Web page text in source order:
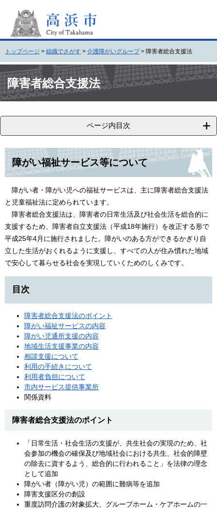
頭
で
す
。
飛
ば
し
て
本
へ
トップページ > 組織でさがす > 介護障がいグループ > 障害者総合支援法
文 障害者総合支援法
ページ内目次
障がい福祉サービス等について
障がい者・障がい児への福祉サービスは、主に障害者総合支援法
と児童福祉法に定められています。
障害者総合支援法は、障害者の日常生活及び社会生活を総合的に
支援するため、障害者自立支援法（平成18年施行）を改正する形で
平成25年4月に施行されました。障がいのある方ができるかぎり自
立した生活がおくれるように支援し、すべての人が住み慣れた地域
で安心して暮らせる社会を実現していくためのしくみです。
目次
障害者総合支援法のポイント
障がい福祉サービスの内容
障がい児通所支援の内容
地域生活支援事業の内容
相談支援について
利用の手続きについて
利用者負担について
市内サービス提供事業所
関係資料
障害者総合支援法のポイント
「日常生活・社会生活の支援が、共生社会の実現のため、社
会参加の機会の確保及び地域社会における共生、社会的障壁
の除去に資するよう、総合的に行われること」を法律の理念
として追加
障がい者（障がい児）の範囲に難病等を追加
障害支援区分の創設
重度訪問介護の対象拡大、グループホーム・ケアホームの一